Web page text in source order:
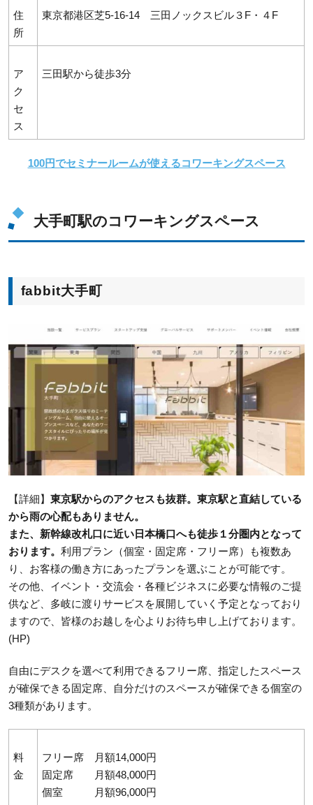
住
所
東京都港区芝5-16-14 三田ノックスビル３F・４F
ア
ク
セ
ス
三田駅から徒歩3分
100円でセミナールームが使えるコワーキングスペース
大手町駅のコワーキングスペース
fabbit大手町
【詳細】 東京駅からのアクセスも抜群。東京駅と直結している
から雨の心配もありません。
また、新幹線改札口に近い日本橋口へも徒歩１分圏内となって
おります。 利用プラン（個室・固定席・フリー席）も複数あ
り、お客様の働き方にあったプランを選ぶことが可能です。
その他、イベント・交流会・各種ビジネスに必要な情報のご提
供など、多岐に渡りサービスを展開していく予定となっており
ますので、皆様のお越しを心よりお待ち申し上げております。
(HP)
自由にデスクを選べて利用できるフリー席、指定したスペース
が確保できる固定席、自分だけのスペースが確保できる個室の
3種類があります。
料
金
フリー席 月額14,000円
固定席 月額48,000円
個室 月額96,000円